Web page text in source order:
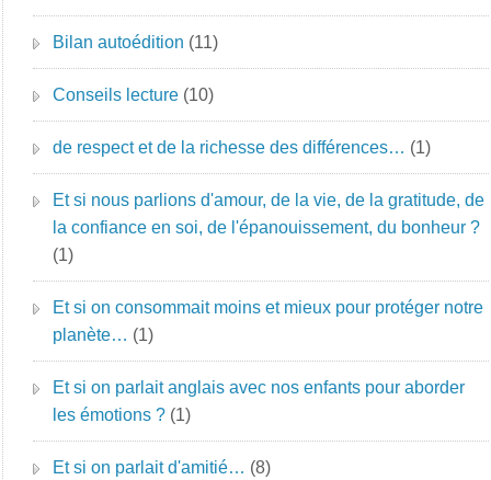
Bilan autoédition (11)
Conseils lecture (10)
de respect et de la richesse des différences… (1)
Et si nous parlions d'amour, de la vie, de la gratitude, de
la confiance en soi, de l'épanouissement, du bonheur ?
(1)
Et si on consommait moins et mieux pour protéger notre
planète… (1)
Et si on parlait anglais avec nos enfants pour aborder
les émotions ? (1)
Et si on parlait d'amitié… (8)